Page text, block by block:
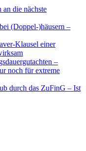
an die nächste
(Doppel-)häusern –
Klausel einer
–
noch für extreme
durch das ZuFinG – Ist